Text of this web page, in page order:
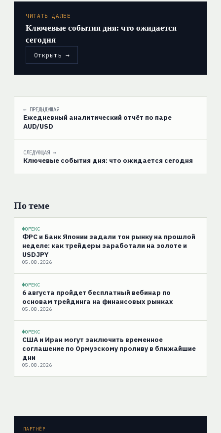
ЧИТАТЬ ДАЛЕЕ
Ключевые события дня: что ожидается
сегодня
Открыть →
← ПРЕДЫДУЩАЯ
Ежедневный аналитический отчёт по паре
AUD/USD
СЛЕДУЮЩАЯ →
Ключевые события дня: что ожидается сегодня
По теме
ФОРЕКС
ФРС и Банк Японии задали тон рынку на прошлой
неделе: как трейдеры заработали на золоте и
USDJPY
05.08.2026
ФОРЕКС
6 августа пройдет бесплатный вебинар по
основам трейдинга на финансовых рынках
05.08.2026
ФОРЕКС
США и Иран могут заключить временное
соглашение по Ормузскому проливу в ближайшие
дни
05.08.2026
ПАРТНЁР